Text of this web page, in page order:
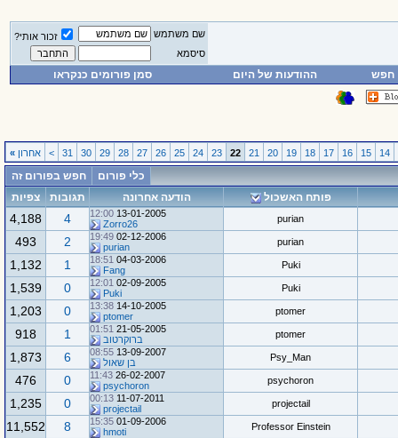
שם משתמש
זכור אותי?
סיסמא
חפש ההודעות של היום סמן פורומים כנקראו
14
15
16
17
18
19
20
21
22
23
24
25
26
27
28
29
30
31
> אחרון »
כלי פורום
חפש בפורום זה
פותח האשכול
הודעה אחרונה תגובות צפיות
purian
13-01-2005
12:00
Zorro26
4
4,188
purian
02-12-2006
19:49
purian
2
493
Puki
04-03-2006
18:51
Fang
1
1,132
Puki
02-09-2005
12:01
Puki
0
1,539
ptomer
14-10-2005
13:38
ptomer
0
1,203
ptomer
21-05-2005
01:51
ברוקרטוב
1
918
Psy_Man
13-09-2007
08:55
בן שאול
6
1,873
psychoron
26-02-2007
11:43
psychoron
0
476
projectail
11-07-2011
00:13
projectail
0
1,235
Professor Einstein
01-09-2006
15:35
hmoti
8
11,552